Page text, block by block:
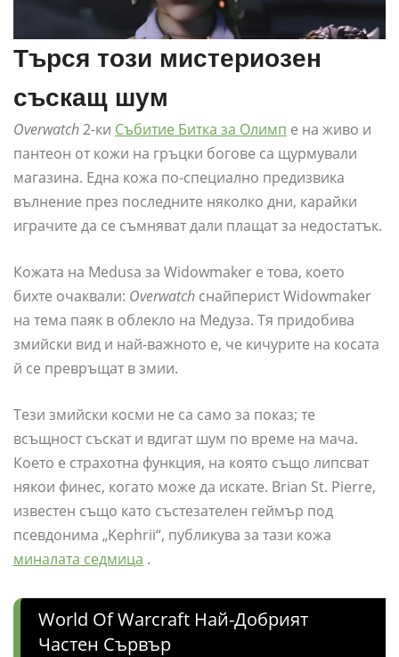
Търся този мистериозен
съскащ шум
Overwatch2-ки Събитие Битка за Олимп е на живо и
пантеон от кожи на гръцки богове са щурмували
магазина. Една кожа по-специално предизвика
вълнение през последните няколко дни, карайки
играчите да се съмняват дали плащат за недостатък.
Кожата на Medusa за Widowmaker е това, което
бихте очаквали: Overwatch снайперист Widowmaker
на тема паяк в облекло на Медуза. Тя придобива
змийски вид и най-важното е, че кичурите на косата
й се превръщат в змии.
Тези змийски косми не са само за показ; те
всъщност съскат и вдигат шум по време на мача.
Което е страхотна функция, на която също липсват
някои финес, когато може да искате. Brian St. Pierre,
известен също като състезателен геймър под
псевдонима „Kephrii“, публикува за тази кожа
миналата седмица .
World Of Warcraft Най-Добрият
Частен Сървър